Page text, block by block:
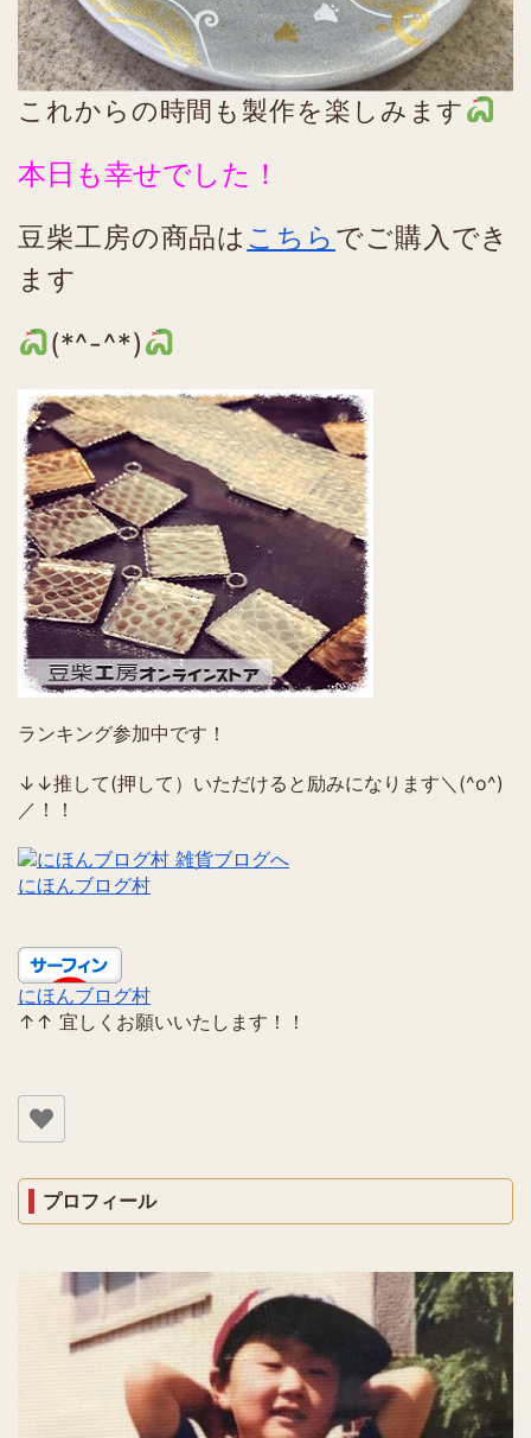
これからの時間も製作を楽しみます
本日も幸せでした！
豆柴工房の商品は こちら でご購入でき
ます
(*^-^*)
ランキング参加中です！
↓↓推して(押して）いただけると励みになります＼(^o^)
／！！
にほんブログ村
にほんブログ村
↑↑ 宜しくお願いいたします！！
プロフィール